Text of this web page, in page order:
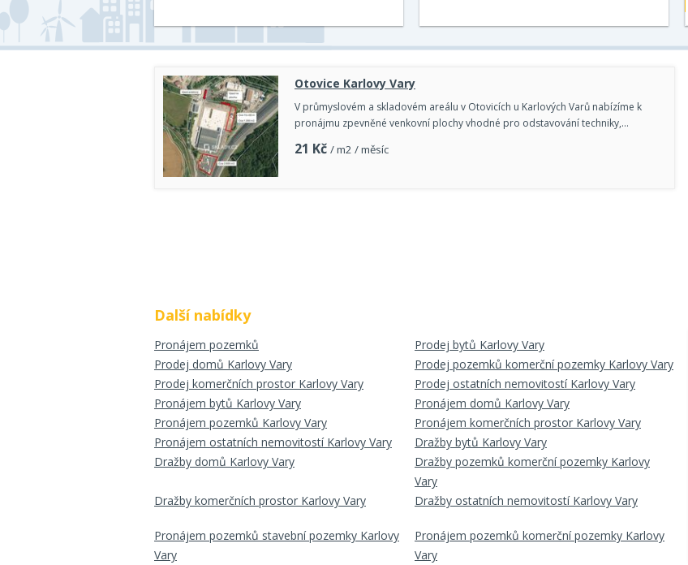
Otovice Karlovy Vary
V průmyslovém a skladovém areálu v Otovicích u Karlových Varů nabízíme k
pronájmu zpevněné venkovní plochy vhodné pro odstavování techniky,…
21 Kč / m2 / měsíc
Další nabídky
Pronájem pozemků
Prodej bytů Karlovy Vary
Prodej domů Karlovy Vary
Prodej pozemků komerční pozemky Karlovy Vary
Prodej komerčních prostor Karlovy Vary
Prodej ostatních nemovitostí Karlovy Vary
Pronájem bytů Karlovy Vary
Pronájem domů Karlovy Vary
Pronájem pozemků Karlovy Vary
Pronájem komerčních prostor Karlovy Vary
Pronájem ostatních nemovitostí Karlovy Vary
Dražby bytů Karlovy Vary
Dražby domů Karlovy Vary
Dražby pozemků komerční pozemky Karlovy
Vary
Dražby komerčních prostor Karlovy Vary
Dražby ostatních nemovitostí Karlovy Vary
Pronájem pozemků stavební pozemky Karlovy
Vary
Pronájem pozemků komerční pozemky Karlovy
Vary